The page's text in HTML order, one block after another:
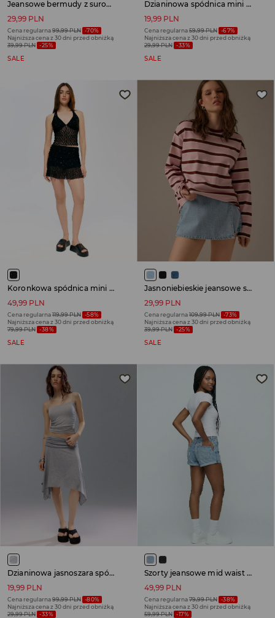
Jeansowe bermudy z surowym wykończeniem niebieskie
29,99 PLN
Cena regularna99,99 PLN -70%
Najniższa cena z 30 dni przed obniżką
39,99 PLN -25%
SALE
Dzianinowa spódnica mini z wszytymi spodenkami jasnoszara
19,99 PLN
Cena regularna59,99 PLN -67%
Najniższa cena z 30 dni przed obniżką
29,99 PLN -33%
SALE
Koronkowa spódnica mini z dżetami i wszytymi spodenkami czarna
49,99 PLN
Cena regularna119,99 PLN -58%
Najniższa cena z 30 dni przed obniżką
79,99 PLN -38%
SALE
Jasnoniebieskie jeansowe spódnico-spodenki z zakładką
29,99 PLN
Cena regularna109,99 PLN -73%
Najniższa cena z 30 dni przed obniżką
39,99 PLN -25%
SALE
Dzianinowa jasnoszara spódnica z marszczonym pasem i asymetrycznym dołem
19,99 PLN
Cena regularna99,99 PLN -80%
Najniższa cena z 30 dni przed obniżką
29,99 PLN -33%
Szorty jeansowe mid waist z podwiniętymi nogawkami niebieskie
49,99 PLN
Cena regularna79,99 PLN -38%
Najniższa cena z 30 dni przed obniżką
59,99 PLN -17%